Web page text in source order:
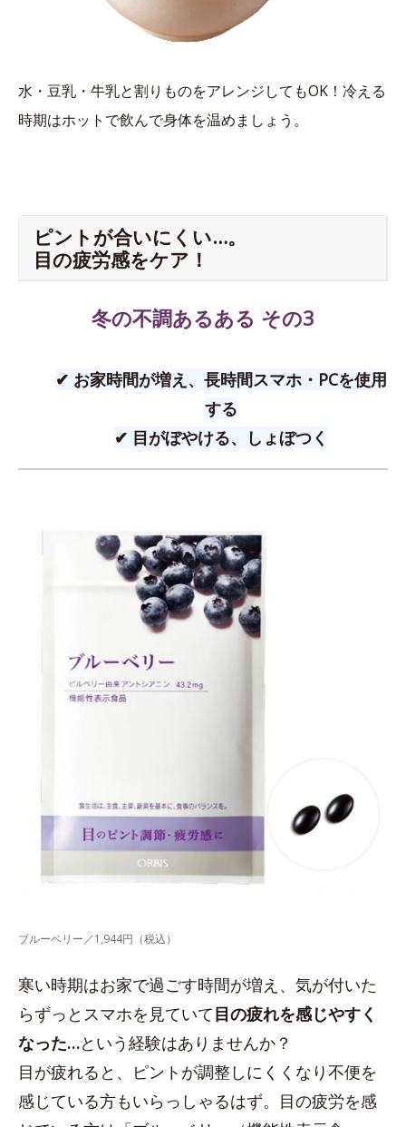
水・豆乳・牛乳と割りものをアレンジしてもOK！冷える
時期はホットで飲んで身体を温めましょう。
ピントが合いにくい…。
目の疲労感をケア！
冬の不調あるある その3
✔ お家時間が増え、長時間スマホ・PCを使用
する
✔ 目がぼやける、しょぼつく
ブルーベリー／1,944円（税込）
寒い時期はお家で過ごす時間が増え、気が付いた
らずっとスマホを見ていて目の疲れを感じやすく
なった…という経験はありませんか？
目が疲れると、ピントが調整しにくくなり不便を
感じている方もいらっしゃるはず。目の疲労を感